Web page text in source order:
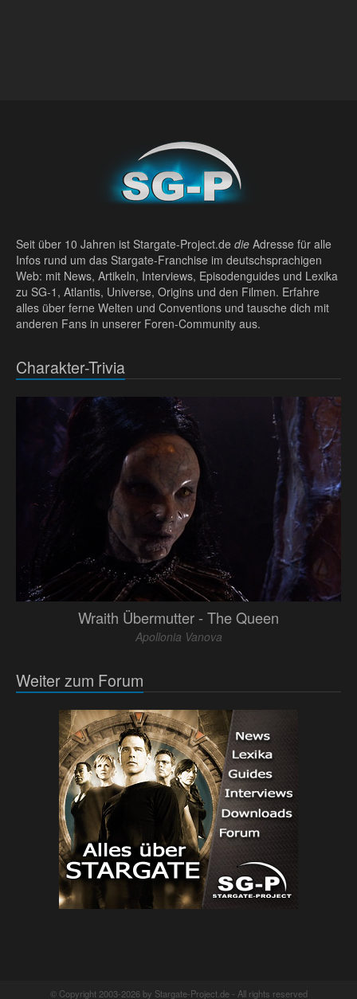
Seit über 10 Jahren ist Stargate-Project.de die Adresse für alle
Infos rund um das Stargate-Franchise im deutschsprachigen
Web: mit News, Artikeln, Interviews, Episodenguides und Lexika
zu SG-1, Atlantis, Universe, Origins und den Filmen. Erfahre
alles über ferne Welten und Conventions und tausche dich mit
anderen Fans in unserer Foren-Community aus.
Charakter-Trivia
Wraith Übermutter - The Queen
Apollonia Vanova
Weiter zum Forum
© Copyright 2003-2026 by Stargate-Project.de - All rights reserved